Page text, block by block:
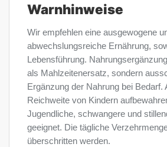
Warnhinweise
Wir empfehlen eine ausgewogene
abwechslungsreiche Ernährung,
Lebensführung.
als Mahlzeitenersatz, sondern
Ergänzung der Nahrung bei Bedarf.
Reichweite von Kindern
Jugendliche, schwangere und
geeignet. Die tägliche
überschritten werden.